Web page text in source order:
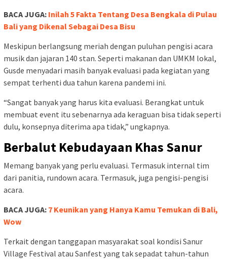
BACA JUGA: Inilah 5 Fakta Tentang Desa Bengkala di Pulau
Bali yang Dikenal Sebagai Desa Bisu
Meskipun berlangsung meriah dengan puluhan pengisi acara
musik dan jajaran 140 stan. Seperti makanan dan UMKM lokal,
Gusde menyadari masih banyak evaluasi pada kegiatan yang
sempat terhenti dua tahun karena pandemi ini.
“Sangat banyak yang harus kita evaluasi. Berangkat untuk
membuat event itu sebenarnya ada keraguan bisa tidak seperti
dulu, konsepnya diterima apa tidak,” ungkapnya.
Berbalut Kebudayaan Khas Sanur
Memang banyak yang perlu evaluasi. Termasuk internal tim
dari panitia, rundown acara. Termasuk, juga pengisi-pengisi
acara.
BACA JUGA: 7 Keunikan yang Hanya Kamu Temukan di Bali,
Wow
Terkait dengan tanggapan masyarakat soal kondisi Sanur
Village Festival atau Sanfest yang tak sepadat tahun-tahun